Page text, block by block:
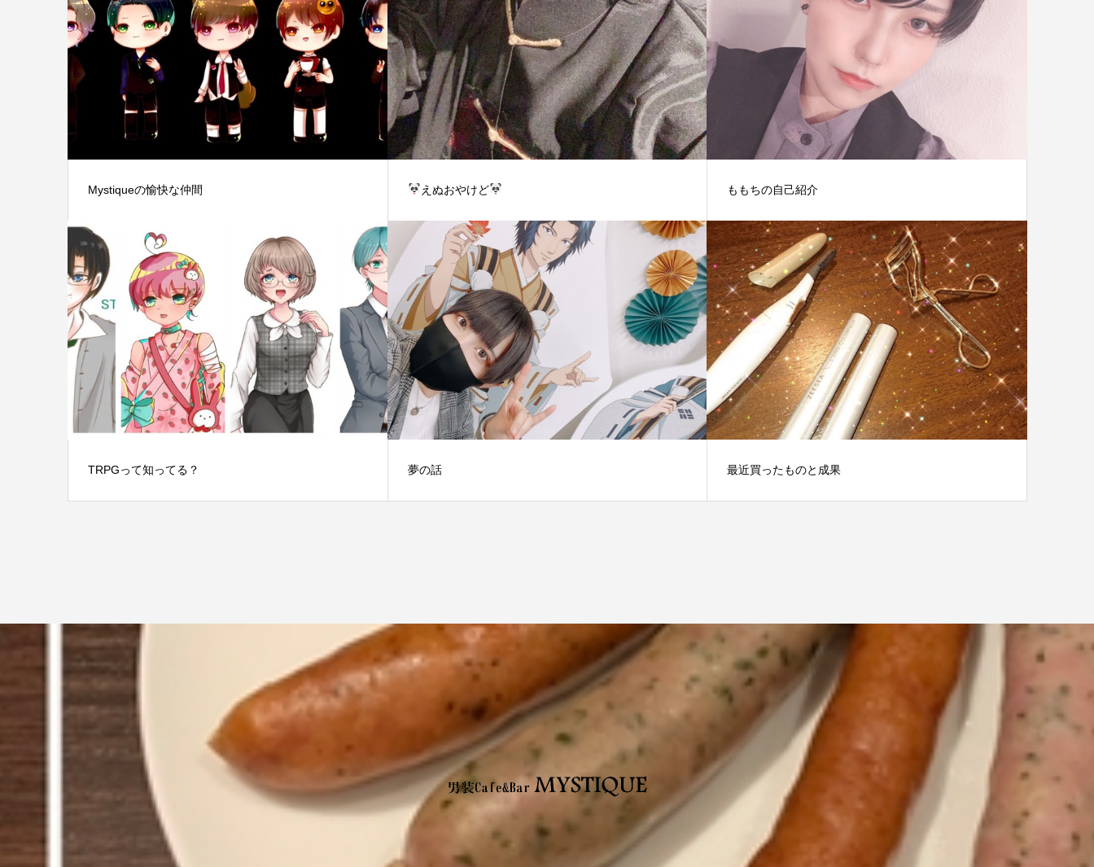
Mystiqueの愉快な仲間 えぬおやけど ももちの自己紹介
TRPGって知ってる？ 夢の話 最近買ったものと成果